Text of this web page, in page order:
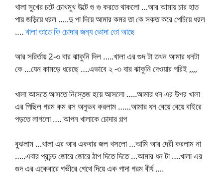
খালা সুখের চটে চোখমুখ উল্টে গু গু করতে থাকলো …আর আমায় চার হাত
পায় জড়িয়ে ধরল …..দু পা দিয়ে আমার কমর তা কে সকত করে পেচিয়ে ধরল
….খালা তাতে কি চোদার জন্য ভোদা তো আছে
আর সরির্তায় 2-৩ বার ঝাকুনি দিল …..খালা এর গুদ টা তখন আমার ধনটা
কে …যেন কামড়ে ধরেছে ….এভাবে ২ -৩ বার ঝাকুনি দেওয়ার পরিই ,,,,
খালা আসতে আসতে নিস্তেজ হয়ে আসলো …..আমার ধন এর উপর খালা
এর পিছিল গরম কম রস অনুভব করলাম ……আমার ধন বেয়ে বেয়ে বাইরে
পড়তে লাগলো …. আপন খালাকে চোদার গল্প
বুঝলাম …খালা এর আর একবার জল খসলো …আমি আর দেরী করলাম না
…..এবার প্রচন্ড জোরে জোরে ঠাপ দিতে দিতে …আমার ধন টা ….খালা এর
গুদ এর একেবারে গভীরে গেথে দিয়ে এক গাদা গরম বীর্য ….